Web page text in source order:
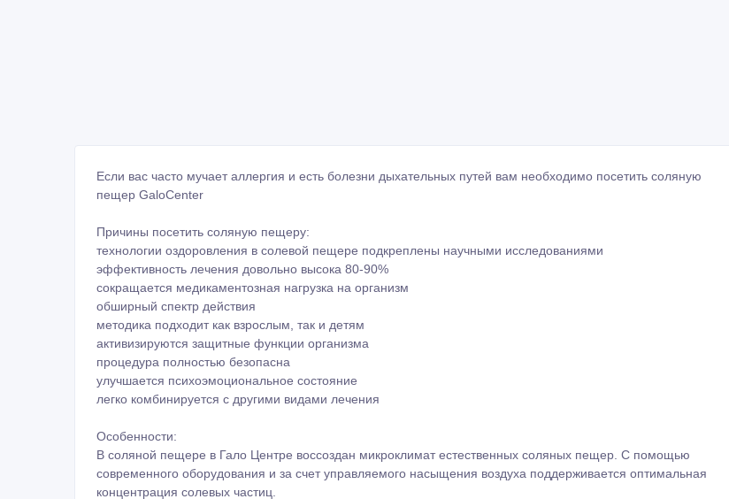
сокращается медикаментозная нагрузка на организм
обширный спектр действия
активизируются защитные функции организма
улучшается психоэмоциональное состояние
В соляной пещере в Гало Центре воссоздан микроклимат естественных соляных пещер. С помощью
современного оборудования и за счет управляемого насыщения воздуха поддерживается оптимальная
Смысл лечения заключается в том, что в процессе сеанса галотерапии человек вдыхает воздух с
лечении легочных, кожных и аллергических заболеваний, а также для разгрузки психоэмоциональной
напряженности.
10 сеансов в солевой пещере способны заменить вам отпуск на море!